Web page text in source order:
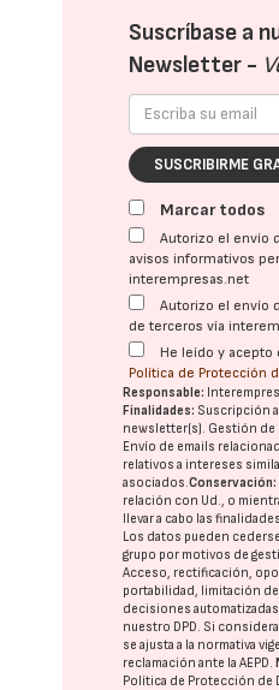
Suscríbase a
Newsletter -
SUSCRIBIRME
Marcar todos
Autorizo el envío
avisos informativos
interempresas.net
Autorizo el envío
de terceros vía
He leído y
Política de Protección
Responsable:
Finalidades: Suscripción
newsletter(s). Gestión de
Envío de emails
relativos a intereses
asociados.Conservación:
relación con Ud., o
llevar a cabo las
Los datos pueden
grupo por motivos de
Acceso, rectificación,
portabilidad, limitación
decisiones
nuestro DPD. Si
se ajusta a la normativa
reclamación ante laAEPD.
Política de Protección de